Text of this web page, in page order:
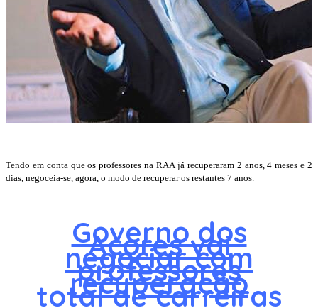
Tendo em conta que os professores na RAA já recuperaram 2 anos, 4 meses e 2
dias, negoceia-se, agora, o modo de recuperar os restantes 7 anos.
Governo dos
Açores vai
negociar com
professores
recuperação
total de carreiras